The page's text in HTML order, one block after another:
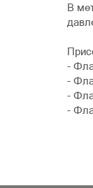
В
-
-
-
-